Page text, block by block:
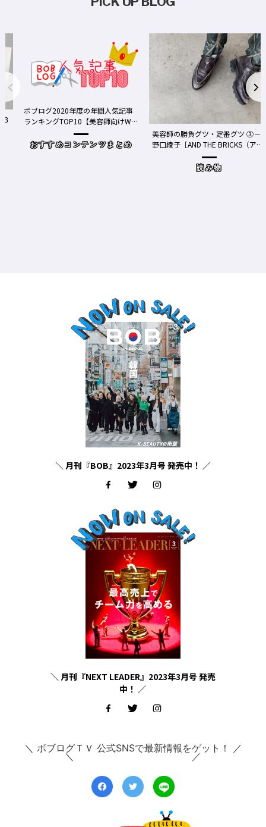
ボブログ2020年度の年間人気記事
ランキングTOP10【美容師向けWe
おすすめコンテンツまとめ
美容師の勝負グツ・定番グツ ③－
野口綾子［AND THE BRICKS（アン
ドザブリックス）／神奈川県鎌倉
読み物
＼ 月刊『BOB』2023年3月号 発売中！ ／
＼ 月刊『NEXT LEADER』2023年3月号 発売
中！ ／
＼ ボブログＴＶ 公式SNSで最新情報をゲット！ ／